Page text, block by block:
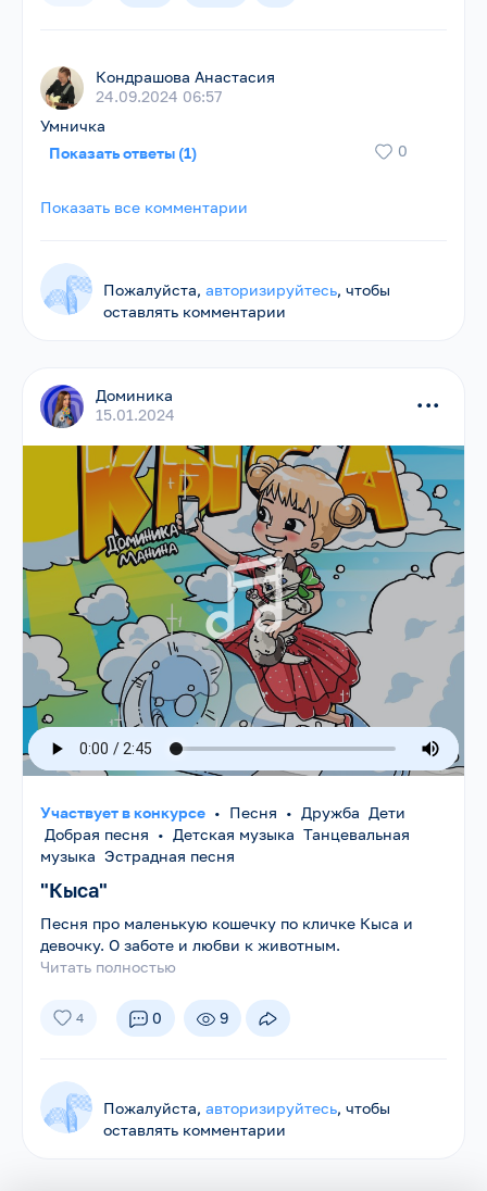
Кондрашова Анастасия
24.09.2024 06:57
Умничка
Показать ответы (1)
0
Показать все комментарии
Пожалуйста,авторизируйтесь, чтобы
оставлять комментарии
Доминика
15.01.2024
...
Участвует в конкурсе • Песня • Дружба Дети
Добрая песня • Детская музыка Танцевальная
музыка Эстрадная песня
"Кыса"
Песня про маленькую кошечку по кличке Кыса и
девочку. О заботе и любви к животным.
Читать полностью
4 0 9
Пожалуйста,авторизируйтесь, чтобы
оставлять комментарии